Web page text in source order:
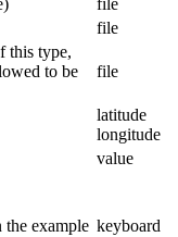
file
file
this type,
to be
file
latitude
longitude
value
the example keyboard